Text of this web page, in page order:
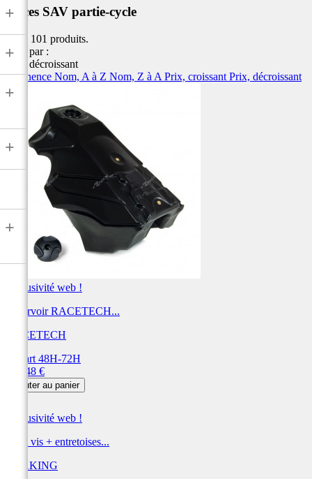
+
+
+
+
+
Pièces SAV partie-cycle
Il y a 101 produits.
Trier par :
Prix, décroissant
Pertinence Nom, A à Z Nom, Z à A Prix, croissant Prix, décroissant
Exclusivité web !
Réservoir RACETECH...
RACETECH
Départ 48H-72H
237,48 €
Ajouter au panier
Exclusivité web !
Kit 4 vis + entretoises...
BRAKING